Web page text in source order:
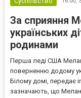
За сприяння
українських
родинами
Перша леді США
поверненню додому
Білому домі, передає
зазначають, що